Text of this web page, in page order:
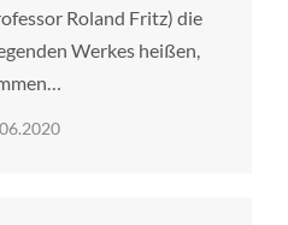
Roland Fritz) die
Werkes heißen,